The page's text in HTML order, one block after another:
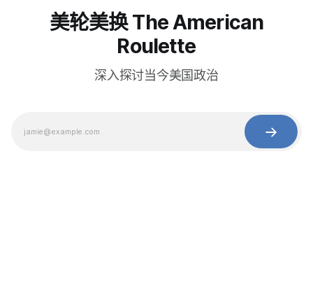
美轮美换 The American
Roulette
深入探讨当今美国政治